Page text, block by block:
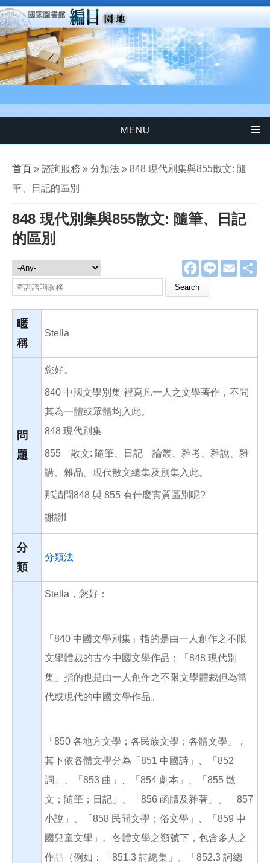
移至主內容
MENU
您在這裡
首頁 » 諮詢服務 » 分類法 » 848 現代別集與855散文: 隨
筆、日記的區別
848 現代別集與855散文: 隨筆、日記
的區別
F
a
e
o
L
E
m
諮詢服務
Search this site
暱
稱
Stella
問
題
您好。
840 中國文學別集 裡寫凡一人之文學著作，不問
其為一體或眾體均入此。
848 現代別集
855 散文: 隨筆、日記 論叢、雜考、雜說、雜
講、雜品。現代散文總集及別集入此。
那請問848 與 855 有什麼實質區別呢?
謝謝!
分
類
分類法
Stella，您好：
「840 中國文學別集」指的是由一人創作之不限
文學體裁的古今中國文學作品；「848 現代別
集」指的也是由一人創作之不限文學體裁但為當
代或現代的中國文學作品。
「850 各地方文學；各民族文學；各體文學」，
其下依各體文學分為「851 中國詩」、「852
詞」、「853 曲」、「854 劇本」、「855 散
文；隨筆；日記」、「856 函牘及雜著」、「857
小說」、「858 民間文學；俗文學」、「859 中
國兒童文學」。各體文學之類號下，包含多人之
作品（例如：「851.3 詩總集」、「852.3 詞總